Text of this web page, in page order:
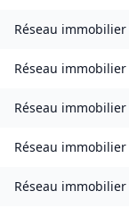
Réseau immobilier
Réseau immobilier
Réseau immobilier
Réseau immobilier
Réseau immobilier